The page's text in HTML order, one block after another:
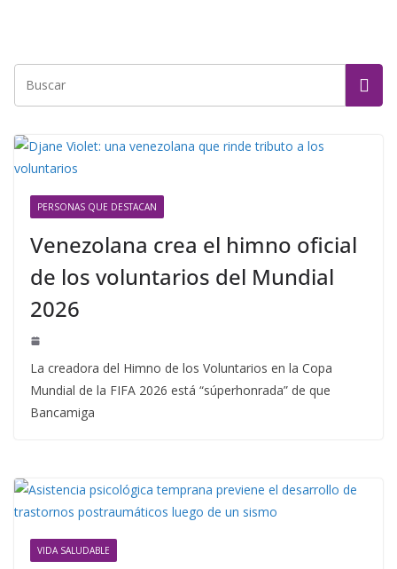
PERSONAS QUE DESTACAN
Venezolana crea el himno oficial
de los voluntarios del Mundial
2026
La creadora del Himno de los Voluntarios en la Copa
Mundial de la FIFA 2026 está “súperhonrada” de que
Bancamiga
VIDA SALUDABLE